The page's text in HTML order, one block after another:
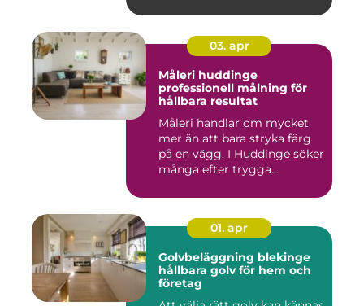
03. apr
Måleri huddinge
professionell målning för
hållbara resultat
Måleri handlar om mycket
mer än att bara stryka färg
på en vägg. I Huddinge söker
många efter trygga...
01. apr
Golvbeläggning blekinge
hållbara golv för hem och
företag